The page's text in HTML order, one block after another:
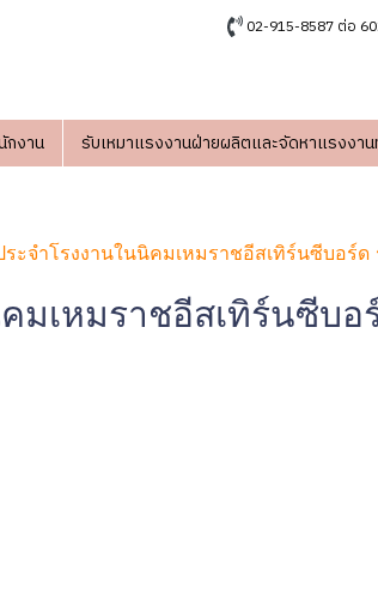
02-915-8587 ต่อ
กงาน รับเหมาแรงงานฝ่ายผลิตและจัดหาแรงงาน
ะจำโรงงานในนิคมเหมราชอีสเทิร์นซีบอร์ด
มเหมราชอีสเทิร์นซีบอ